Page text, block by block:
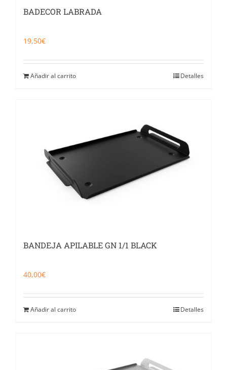
BADECOR LABRADA
19,50€
Añadir al carrito Detalles
BANDEJA APILABLE GN 1/1 BLACK
40,00€
Añadir al carrito Detalles